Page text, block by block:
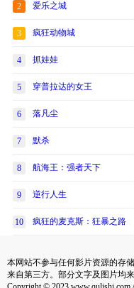
2 爱乐之城
3 疯狂动物城
4 抓娃娃
5 穿普拉达的女王
6 落凡尘
7 默杀
8 航海王：强者天下
9 逆行人生
10 疯狂的麦克斯：狂暴之路
本网站不参与任何影片资源的存
来自第三方。部分文字及图片均